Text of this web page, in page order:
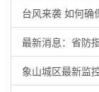
台风来袭 如何确
最新消息：省防
象山城区最新监